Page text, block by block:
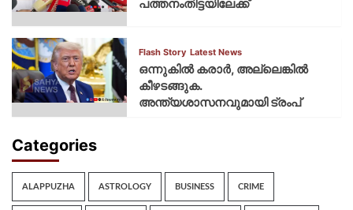
പത്തനംതിട്ടയിലേക്ക്
Flash Story Latest News
ഒന്നുകില്‍ കരാര്‍, അല്ലെങ്കില്‍
കീഴടങ്ങുക.
അന്ത്യശാസനവുമായി ട്രംപ്
Categories
ALAPPUZHA ASTROLOGY BUSINESS CRIME